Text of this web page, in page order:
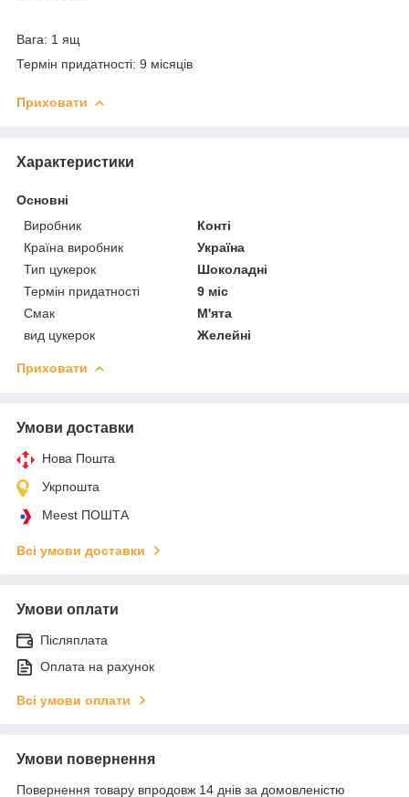
Вага: 1 ящ
Термін придатності: 9 місяців
Приховати
Характеристики
Основні
Виробник
Конті
Країна виробник
Україна
Тип цукерок
Шоколадні
Термін придатності
9 міс
Смак
М'ята
вид цукерок
Желейні
Приховати
Умови доставки
Нова Пошта
Укрпошта
Meest ПОШТА
Всі умови доставки
Умови оплати
Післяплата
Оплата на рахунок
Всі умови оплати
Умови повернення
Повернення товару впродовж 14 днів за домовленістю